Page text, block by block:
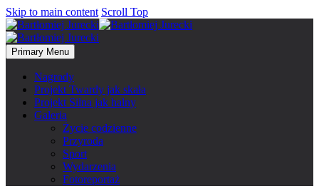
Skip to main content Scroll Top
Primary Menu
Nagrody
Projekt Twardy jak skała
Projekt Silna jak halny
Galeria
Życie codzienne
Przyroda
Sport
Wydarzenia
Fotoreportaż